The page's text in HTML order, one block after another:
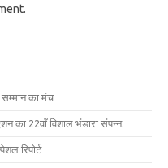
का मंच
का 22वाँ विशाल भंडारा संपन्न.
रिपोर्ट